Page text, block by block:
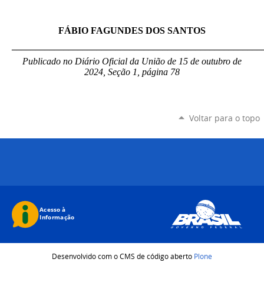
FÁBIO FAGUNDES DOS SANTOS
Publicado no Diário Oficial da União de 15 de outubro de
2024, Seção 1, página 78
Voltar para o topo
Desenvolvido com o CMS de código aberto Plone